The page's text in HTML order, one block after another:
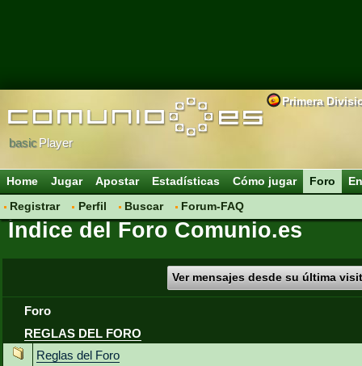
Primera
basicPlayer
Home Jugar Apostar Estadísticas Cómo jugar
Foro
Registrar
Perfil Buscar Forum-FAQ
Índice del Foro Comunio.es
Ver mensajes desde su última
Foro
REGLAS DEL FORO
Reglas del Foro